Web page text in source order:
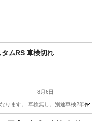
ムRS 車検切れ
8月6日
ります。 車検無し。別途車検2年付
タム